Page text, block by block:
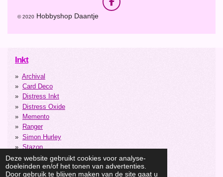
Deze website gebruikt cookies voor analyse-
doeleinden en/of het tonen van advertenties.
Door gebruik te blijven maken van de site gaat u
F
a
© 2020 Hobbyshop Daantje
Inkt
Archival
Card Deco
Distress Inkt
Distress Oxide
Memento
Ranger
Simon Hurley
Stazon
Studiolight
Versacolor